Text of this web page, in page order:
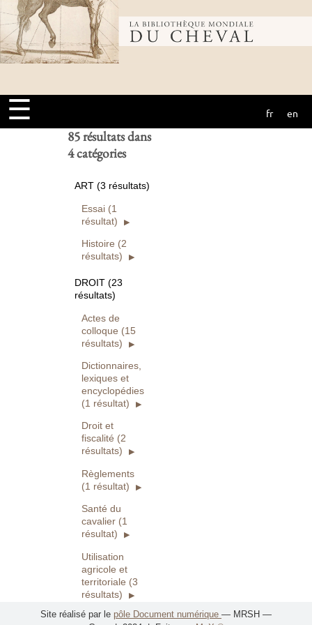
Bibliothèque
mondiale du
cheval
☰ fr en
Ouvrages
numérisés seuls
Réinitialiser
85 résultats dans
4 catégories
ART (3 résultats)
Essai (1
résultat)
Histoire (2
résultats)
DROIT (23
résultats)
Actes de
colloque (15
résultats)
Dictionnaires,
lexiques et
encyclopédies
(1 résultat)
Droit et
fiscalité (2
résultats)
Règlements
(1 résultat)
Santé du
cavalier (1
résultat)
Utilisation
agricole et
territoriale (3
résultats)
ELEVAGE (56
Site réalisé par le pôle Document numérique — MRSH —